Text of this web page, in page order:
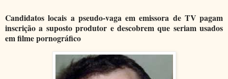
Candidatos locais a pseudo-vaga em emissora de TV pagam
inscrição a suposto produtor e descobrem que seriam usados
em filme pornográfico